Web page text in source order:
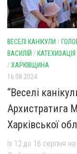
ВЕСЕЛІ КАНІКУЛИ /
ВАСИЛІЙ / КАТЕХИЗАЦІЯ
/ХАРКІВЩИНА
16.08.2024
“Веселі
Архистратига
Харківської
Із 12 до 16 серпня